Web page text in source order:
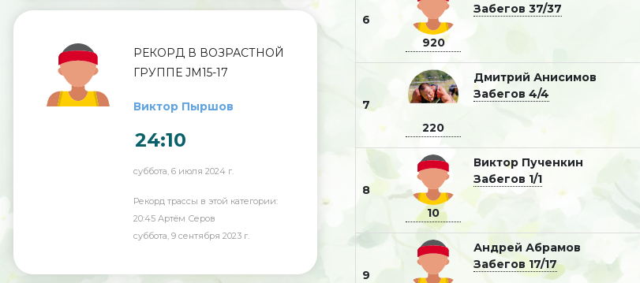
РЕКОРД В ВОЗРАСТНОЙ
ГРУППЕ JM15-17
Виктор Пыршов
24:10
суббота, 6 июля 2024 г.
Рекорд трассы в этой категории:
20:45 Артëм Серов
суббота, 9 сентября 2023 г.
6
920
Забегов 37/37
7
220
Дмитрий Анисимов
Забегов 4/4
8
10
Виктор Пученкин
Забегов 1/1
9
Андрей Абрамов
Забегов 17/17